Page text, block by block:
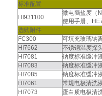
标准配置
HI931100
微电脑盐度（
使用手册、
选购附件
FC300
可填充玻璃钠
HI7662
不锈钢温度探
HI7081
钠度标准缓冲
HI7083
钠度标准缓冲
HI7085
钠度标准缓冲
HI7061
常规电极清洗
HI7073
蛋白质电极清